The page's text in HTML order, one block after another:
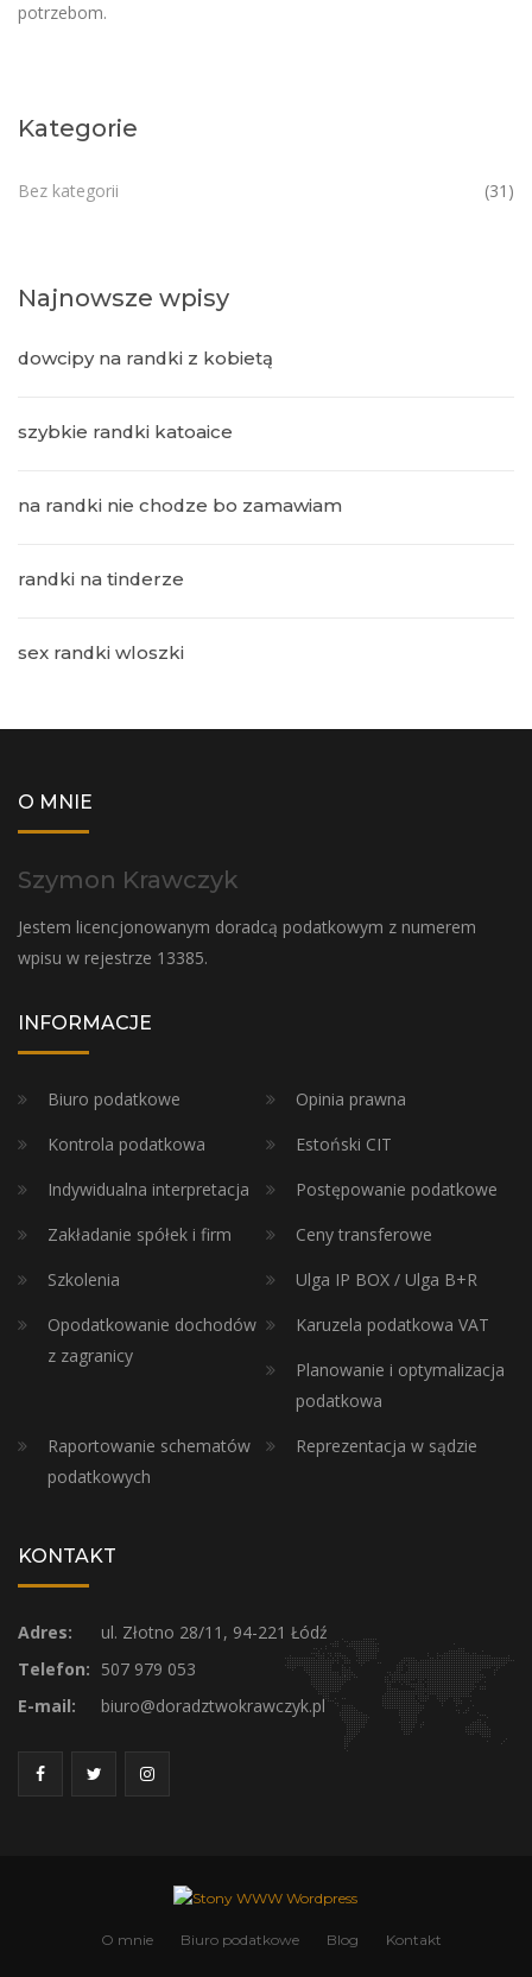
potrzebom.
Kategorie
Bez kategorii (31)
Najnowsze wpisy
dowcipy na randki z kobietą
szybkie randki katoaice
na randki nie chodze bo zamawiam
randki na tinderze
sex randki wloszki
O MNIE
Szymon Krawczyk
Jestem licencjonowanym doradcą podatkowym z numerem
wpisu w rejestrze 13385.
INFORMACJE
Biuro podatkowe
Opinia prawna
Kontrola podatkowa
Estoński CIT
Indywidualna interpretacja
Postępowanie podatkowe
Zakładanie spółek i firm
Ceny transferowe
Szkolenia
Ulga IP BOX / Ulga B+R
Opodatkowanie dochodów
z zagranicy
Karuzela podatkowa VAT
Planowanie i optymalizacja
podatkowa
Raportowanie schematów
podatkowych
Reprezentacja w sądzie
KONTAKT
Adres:
ul. Złotno 28/11, 94-221 Łódź
Telefon: 507 979 053
E-mail:
biuro@doradztwokrawczyk.pl
O mnie Biuro podatkowe Blog Kontakt